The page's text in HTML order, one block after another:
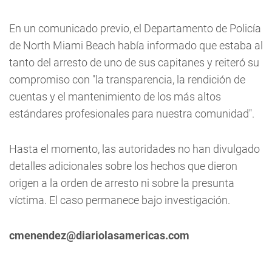
En un comunicado previo, el Departamento de Policía
de North Miami Beach había informado que estaba al
tanto del arresto de uno de sus capitanes y reiteró su
compromiso con "la transparencia, la rendición de
cuentas y el mantenimiento de los más altos
estándares profesionales para nuestra comunidad".
Hasta el momento, las autoridades no han divulgado
detalles adicionales sobre los hechos que dieron
origen a la orden de arresto ni sobre la presunta
víctima. El caso permanece bajo investigación.
cmenendez@diariolasamericas.com